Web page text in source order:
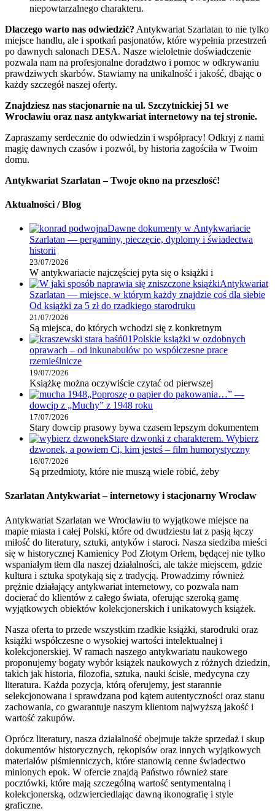
niepowtarzalnego charakteru.
Dlaczego warto nas odwiedzić? Antykwariat Szarlatan to nie tylko
miejsce handlu, ale i spotkań pasjonatów, które wypełnia przestrzeń
po dawnych salonach DESA. Nasze wieloletnie doświadczenie
pozwala nam na profesjonalne doradztwo i pomoc w odkrywaniu
prawdziwych skarbów. Stawiamy na unikalność i jakość, dbając o
każdy szczegół naszej oferty.
Znajdziesz nas stacjonarnie na ul. Szczytnickiej 51 we
Wrocławiu oraz nasz antykwariat internetowy na tej stronie.
Zapraszamy serdecznie do odwiedzin i współpracy! Odkryj z nami
magię dawnych czasów i pozwól, by historia zagościła w Twoim
domu.
Antykwariat Szarlatan – Twoje okno na przeszłość!
Aktualności / Blog
Dawne dokumenty w Antykwariacie
Szarlatan — pergaminy, pieczęcie, dyplomy i świadectwa
historii
23/07/2026
W antykwariacie najczęściej pyta się o książki i
Antykwariat
Szarlatan — miejsce, w którym każdy znajdzie coś dla siebie
Od książki za 5 zł do rzadkiego starodruku
21/07/2026
Są miejsca, do których wchodzi się z konkretnym
Polskie książki w ozdobnych
oprawach – od inkunabułów po współczesne prace
rzemieślnicze
19/07/2026
Książkę można oczywiście czytać od pierwszej
„Poproszę o papier do pakowania…” —
dowcip z „Muchy” z 1948 roku
17/07/2026
Stary dowcip prasowy bywa czasem lepszym dokumentem
Stare dzwonki z charakterem. Wybierz
dzwonek, a powiem Ci, kim jesteś – film humorystyczny
16/07/2026
Są przedmioty, które nie muszą wiele robić, żeby
Szarlatan Antykwariat – internetowy i stacjonarny Wrocław
Antykwariat Szarlatan we Wrocławiu to wyjątkowe miejsce na
mapie miasta i całej Polski, które od dwudziestu lat z pasją łączy
miłość do literatury, sztuki, antyków i staroci. Nasza siedziba mieści
się w historycznej Kamienicy Pod Złotym Orłem, będącej nie tylko
wspaniałym tłem dla naszej działalności, ale także miejscem, gdzie
kultura i sztuka spotykają się z tradycją. Prowadzimy również
prężnie działający antykwariat internetowy, co pozwala nam
docierać do klientów z całego świata, oferując szeroką gamę
wyjątkowych obiektów kolekcjonerskich i unikatowych książek.
Nasza oferta to przede wszystkim rzadkie książki, starodruki oraz
książki współczesne o wysokiej wartości intelektualnej i
kolekcjonerskiej. W ramach naszego antykwariatu naukowego
proponujemy bogaty wybór książek naukowych z różnych dziedzin,
takich jak historia, filozofia, sztuka, nauki ścisłe, medycyna czy
literatura. Każda pozycja, którą oferujemy, jest starannie
selekcjonowana i sprawdzana pod kątem autentyczności oraz stanu
zachowania, co gwarantuje naszym klientom najwyższą jakość i
wartość zakupów.
Oprócz literatury, nasza działalność obejmuje także sprzedaż i skup
dokumentów historycznych, rękopisów oraz innych wyjątkowych
materiałów piśmienniczych, które stanowią cenne świadectwo
minionych epok. W ofercie znajdą Państwo również stare
pocztówki, które mają szczególną wartość sentymentalną i
kolekcjonerską, odzwierciedlając dawną ikonografię i style
graficzne.